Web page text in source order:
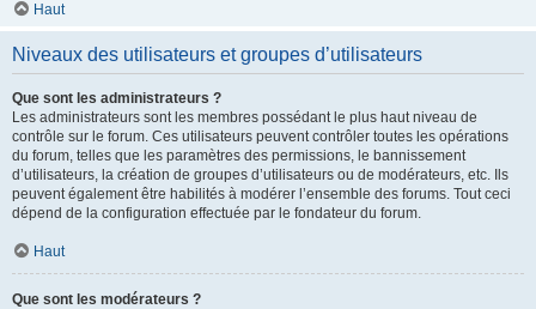
Haut
Niveaux des utilisateurs et groupes d’utilisateurs
Que sont les administrateurs ?
Les administrateurs sont les membres possédant le plus haut niveau de
contrôle sur le forum. Ces utilisateurs peuvent contrôler toutes les opérations
du forum, telles que les paramètres des permissions, le bannissement
d’utilisateurs, la création de groupes d’utilisateurs ou de modérateurs, etc. Ils
peuvent également être habilités à modérer l’ensemble des forums. Tout ceci
dépend de la configuration effectuée par le fondateur du forum.
Haut
Que sont les modérateurs ?